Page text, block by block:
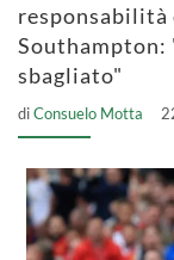
Southampton:
sbagliato"
diConsuelo Motta